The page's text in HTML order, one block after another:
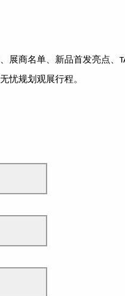
展商名单、新品首发亮点、
忧规划观展行程。